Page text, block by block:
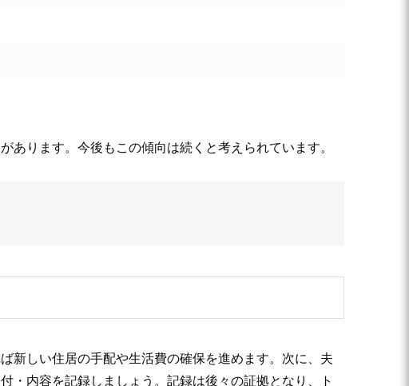
ります。今後もこの傾向は続くと考えられています。
新しい住居の手配や生活費の確保を進めます。次に、夫
・内容を記録しましょう。記録は後々の証拠となり、ト